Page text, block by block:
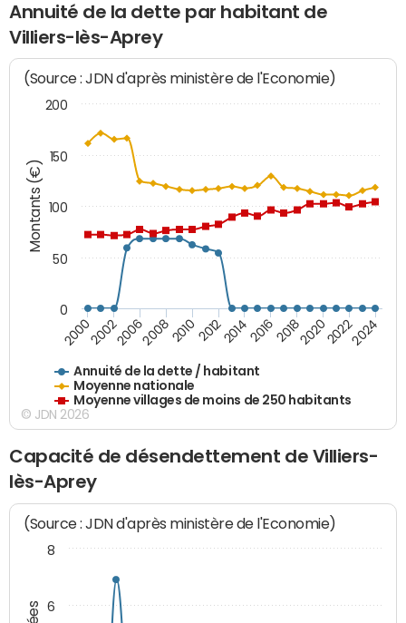
Annuité de la dette par habitant de
Villiers-lès-Aprey
Montants (€)
(Source : JDN d'après ministère de l'Economie)
Annuité de la dette / habitant
Moyenne nationale
Moyenne villages de moins de 250 habitants
200020022006200820102012201420162018202020222024
0
50
100
150
200
© JDN 2026
Capacité de désendettement de Villiers-
lès-Aprey
(Source : JDN d'après ministère de l'Economie)
6
8